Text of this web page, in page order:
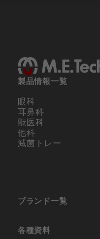
製品情報一覧
眼科
耳鼻科
獣医科
他科
滅菌トレー
ブランド一覧
各種資料